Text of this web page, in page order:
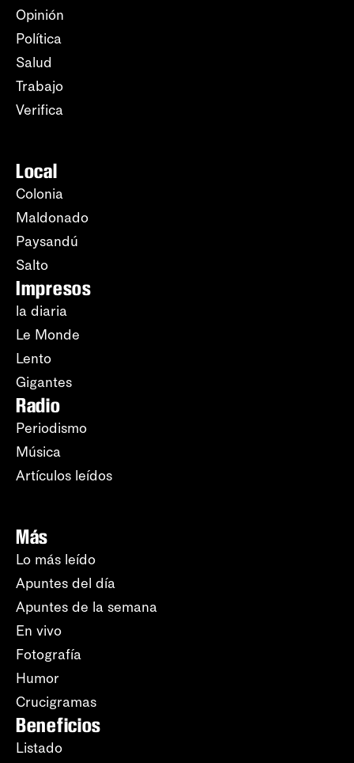
Opinión
Política
Salud
Trabajo
Verifica
Local
Colonia
Maldonado
Paysandú
Salto
Impresos
la diaria
Le Monde
Lento
Gigantes
Radio
Periodismo
Música
Artículos leídos
Más
Lo más leído
Apuntes del día
Apuntes de la semana
En vivo
Fotografía
Humor
Crucigramas
Beneficios
Listado